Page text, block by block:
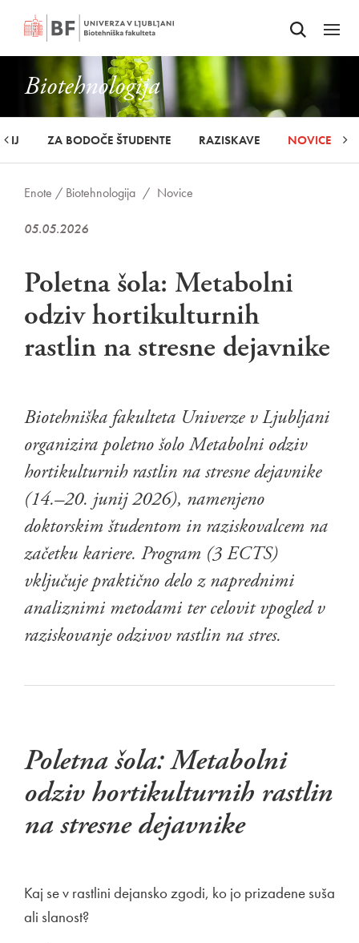
Odpri iskalnik
Odpri
Biotehnologija
ZA BODOČE ŠTUDENTE RAZISKAVE NOVICE
Enote / Biotehnologija / Novice
05.05.2026
Poletna šola: Metabolni
odziv hortikulturnih
rastlin na stresne dejavnike
Biotehniška fakulteta Univerze v Ljubljani
organizira poletno šolo Metabolni odziv
hortikulturnih rastlin na stresne dejavnike
(14.–20. junij 2026), namenjeno
doktorskim študentom in raziskovalcem na
začetku kariere. Program (3 ECTS)
vključuje praktično delo z naprednimi
analiznimi metodami ter celovit vpogled v
raziskovanje odzivov rastlin na stres.
Poletna šola: Metabolni
odziv hortikulturnih rastlin
na stresne dejavnike
Kaj se v rastlini dejansko zgodi, ko jo prizadene suša
ali slanost?